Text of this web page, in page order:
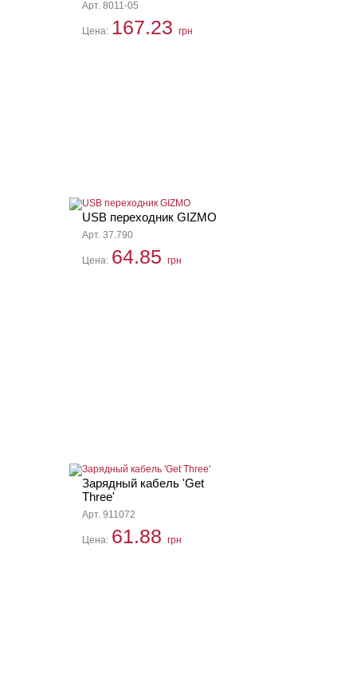
Арт. 8011-05
Цена: 167.23 грн
USB переходник GIZMO
Арт. 37.790
Цена: 64.85 грн
Зарядный кабель 'Get
Three'
Арт. 911072
Цена: 61.88 грн